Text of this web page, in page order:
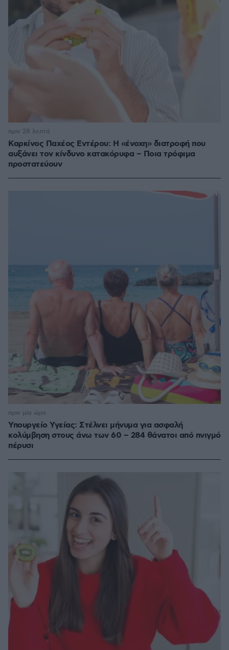
Καρκίνος Παχέος Εντέρου: Η «ένοχη» διατροφή που
αυξάνει τον κίνδυνο κατακόρυφα – Ποια τρόφιμα
προστατεύουν
πριν 28 λεπτά
Υπουργείο Υγείας: Στέλνει μήνυμα για ασφαλή
κολύμβηση στους άνω των 60 – 284 θάνατοι από πνιγμό
πέρυσι
πριν μία ώρα